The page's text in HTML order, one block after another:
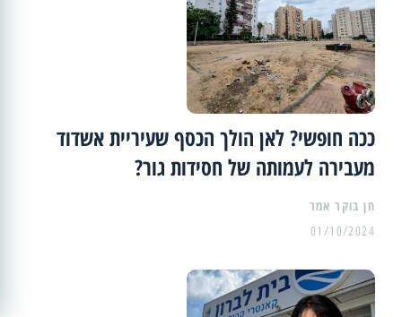
ככה חופשי? לאן הולך הכסף שעיריית אשדוד
מעבירה לעמותה של חסידות גור?
01/10/2024